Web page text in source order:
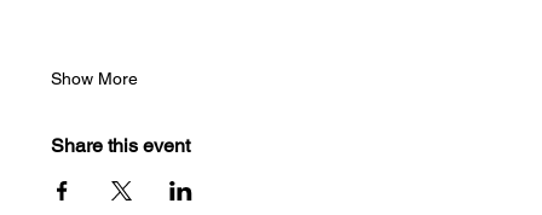
Show More
Share this event